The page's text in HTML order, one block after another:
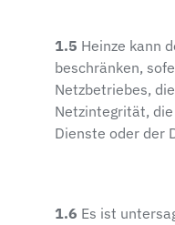
1.5 Heinze kann
beschränken,
Netzbetriebes,
Netzintegrität,
Dienste oder der
1.6 Es ist